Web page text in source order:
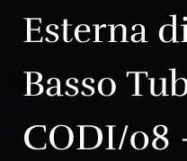
Esterna
Basso
CODI/08